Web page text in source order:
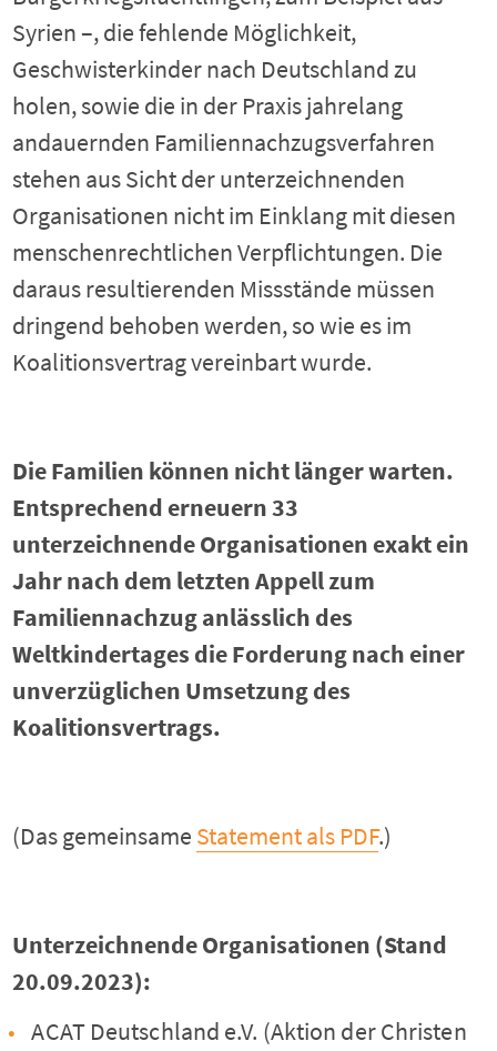
Syrien –, die fehlende Möglichkeit,
Geschwisterkinder nach Deutschland zu
holen, sowie die in der Praxis jahrelang
andauernden Familiennachzugsverfahren
stehen aus Sicht der unterzeichnenden
Organisationen nicht im Einklang mit diesen
menschenrechtlichen Verpflichtungen. Die
daraus resultierenden Missstände müssen
dringend behoben werden, so wie es im
Koalitionsvertrag vereinbart wurde.
Die Familien können nicht länger warten.
Entsprechend erneuern 33
unterzeichnende Organisationen exakt ein
Jahr nach dem letzten Appell zum
Familiennachzug anlässlich des
Weltkindertages die Forderung nach einer
unverzüglichen Umsetzung des
Koalitionsvertrags.
(Das gemeinsame Statement als PDF.)
Unterzeichnende Organisationen (Stand
20.09.2023):
ACAT Deutschland e.V. (Aktion der Christen